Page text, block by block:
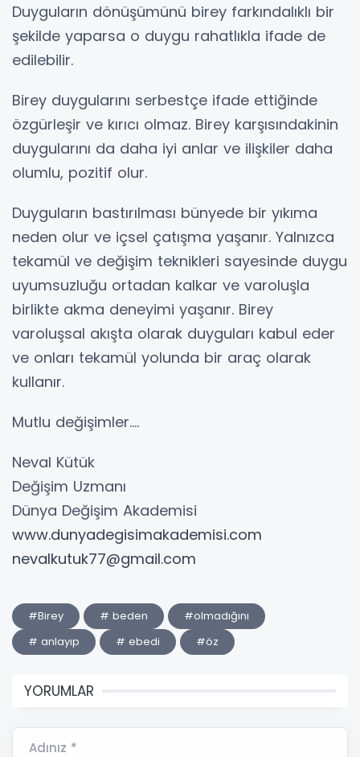
Duyguların dönüşümünü birey farkındalıklı bir
şekilde yaparsa o duygu rahatlıkla ifade de
edilebilir.
Birey duygularını serbestçe ifade ettiğinde
özgürleşir ve kırıcı olmaz. Birey karşısındakinin
duygularını da daha iyi anlar ve ilişkiler daha
olumlu, pozitif olur.
Duyguların bastırılması bünyede bir yıkıma
neden olur ve içsel çatışma yaşanır. Yalnızca
tekamül ve değişim teknikleri sayesinde duygu
uyumsuzluğu ortadan kalkar ve varoluşla
birlikte akma deneyimi yaşanır. Birey
varoluşsal akışta olarak duyguları kabul eder
ve onları tekamül yolunda bir araç olarak
kullanır.
Mutlu değişimler....
Neval Kütük
Değişim Uzmanı
Dünya Değişim Akademisi
www.dunyadegisimakademisi.com
nevalkutuk77@gmail.com
#Birey # beden
#olmadığını
# anlayıp
# ebedi #öz
YORUMLAR
Adınız *